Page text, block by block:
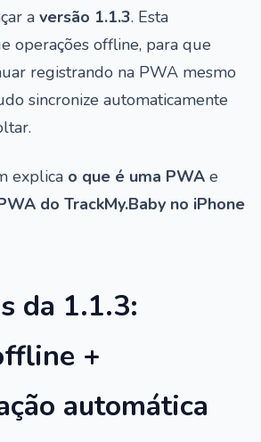
a versão 1.1.3. Esta
operações offline, para que
registrando na PWA mesmo
sincronize automaticamente
explica o que é uma PWA e
do TrackMy.Baby no iPhone
da 1.1.3:
+
automática